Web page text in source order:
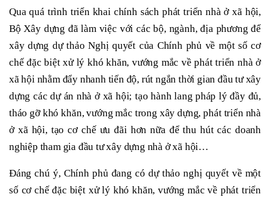
Qua quá trình triển khai chính sách phát triển nhà ở xã hội,
Bộ Xây dựng đã làm việc với các bộ, ngành, địa phương để
xây dựng dự thảo Nghị quyết của Chính phủ về một số cơ
chế đặc biệt xử lý khó khăn, vướng mắc về phát triển nhà ở
xã hội nhằm đẩy nhanh tiến độ, rút ngắn thời gian đầu tư xây
dựng các dự án nhà ở xã hội; tạo hành lang pháp lý đầy đủ,
tháo gỡ khó khăn, vướng mắc trong xây dựng, phát triển nhà
ở xã hội, tạo cơ chế ưu đãi hơn nữa để thu hút các doanh
nghiệp tham gia đầu tư xây dựng nhà ở xã hội…
Đáng chú ý, Chính phủ đang có dự thảo nghị quyết về một
số cơ chế đặc biệt xử lý khó khăn, vướng mắc về phát triển